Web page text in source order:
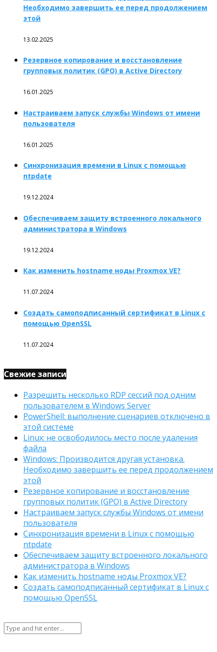
Необходимо завершить ее перед продолжением
этой
13.02.2025
Резервное копирование и восстановление
групповых политик (GPO) в Active Directory
16.01.2025
Настраиваем запуск службы Windows от имени
пользователя
16.01.2025
Синхронизация времени в Linux с помощью
ntpdate
19.12.2024
Обеспечиваем защиту встроенного локального
администратора в Windows
19.12.2024
Как изменить hostname ноды Proxmox VE?
11.07.2024
Создать самоподписанный сертификат в Linux с
помощью OpenSSL
11.07.2024
Свежие записи
Разрешить несколько RDP сессий под одним
пользователем в Windows Server
PowerShell: выполнение сценариев отключено в
этой системе
Linux: не освободилось место после удаления
файла
Windows: Производится другая установка.
Необходимо завершить ее перед продолжением
этой
Резервное копирование и восстановление
групповых политик (GPO) в Active Directory
Настраиваем запуск службы Windows от имени
пользователя
Синхронизация времени в Linux с помощью
ntpdate
Обеспечиваем защиту встроенного локального
администратора в Windows
Как изменить hostname ноды Proxmox VE?
Создать самоподписанный сертификат в Linux с
помощью OpenSSL